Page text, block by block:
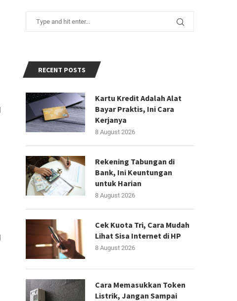
RECENT POSTS
Kartu Kredit Adalah Alat
Bayar Praktis, Ini Cara
Kerjanya
8 August 2026
Rekening Tabungan di
Bank, Ini Keuntungan
untuk Harian
8 August 2026
Cek Kuota Tri, Cara Mudah
Lihat Sisa Internet di HP
8 August 2026
Cara Memasukkan Token
Listrik, Jangan Sampai